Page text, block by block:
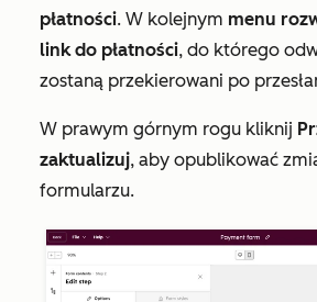
płatności. W kolejnym menu
link do płatności, do którego
zostaną przekierowani po
W prawym górnym rogu kliknij
zaktualizuj, aby opublikować
formularzu.